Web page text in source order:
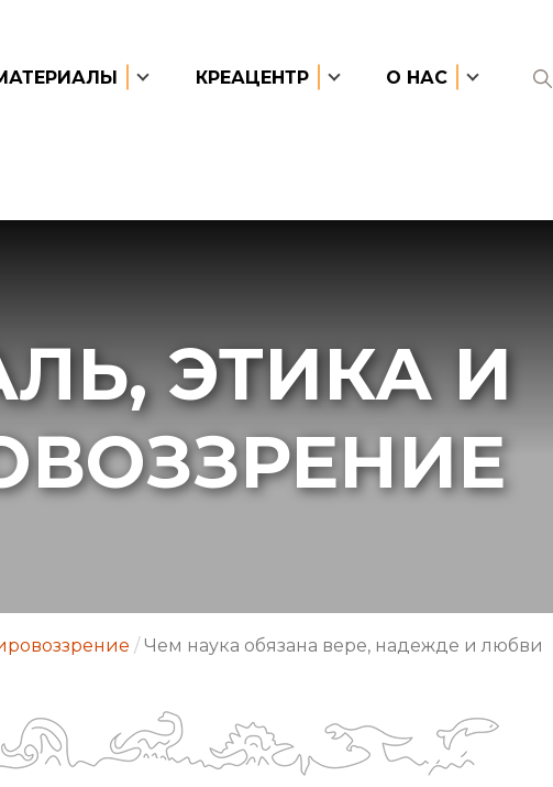
КРЕАЦЕНТР О НАС
ЭТИКА И
/ Чем наука обязана вере, надежде и любви